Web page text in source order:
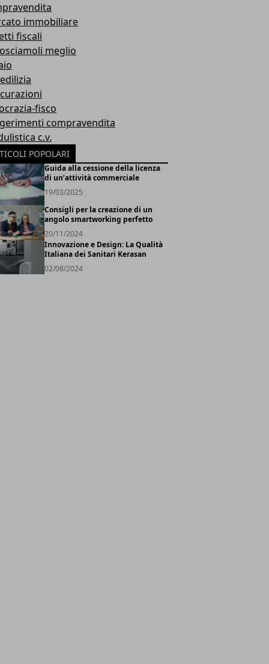
immobiliare
fiscali
meglio
fisco
compravendita
c.v.
POPOLARI
Guida alla cessione della licenza
di un’attività commerciale
19/03/2025
Consigli per la creazione di un
angolo smartworking perfetto
20/11/2024
Innovazione e Design: La Qualità
Italiana dei Sanitari Kerasan
02/08/2024